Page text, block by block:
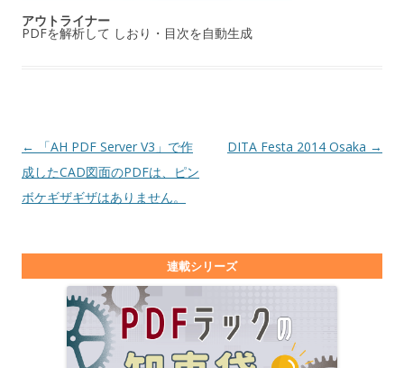
アウトライナー
PDFを解析して しおり・目次を自動生成
投稿ナビゲーション
←
「AH PDF Server V3」で作
成したCAD図面のPDFは、ピン
ボケギザギザはありません。
DITA Festa 2014 Osaka →
連載シリーズ